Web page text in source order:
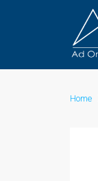
Home